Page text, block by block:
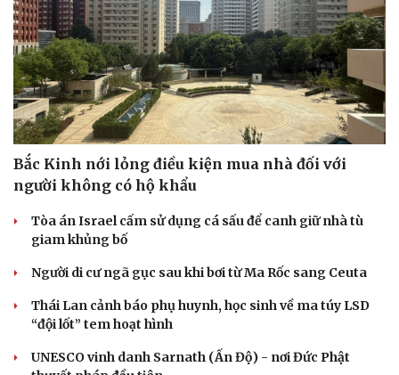
Bắc Kinh nới lỏng điều kiện mua nhà đối với
người không có hộ khẩu
Tòa án Israel cấm sử dụng cá sấu để canh giữ nhà tù
giam khủng bố
Người di cư ngã gục sau khi bơi từ Ma Rốc sang Ceuta
Thái Lan cảnh báo phụ huynh, học sinh về ma túy LSD
“đội lốt” tem hoạt hình
UNESCO vinh danh Sarnath (Ấn Độ) - nơi Đức Phật